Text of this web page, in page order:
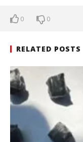
0 0
RELATED POSTS